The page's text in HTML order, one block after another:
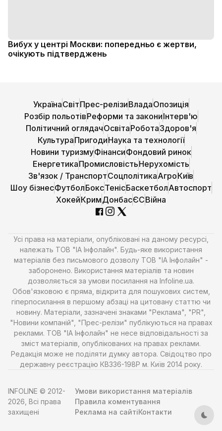
Вибух у центрі Москви: попередньо є жертви,
очікують підтверджень
УкраїнаСвітПрес-релізиВладаОпозиція
Розбір польотівРеформи та закониІнтерв'ю
Політичний оглядачОсвітаРоботаЗдоров'я
КультураПригодиНаука та технології
Новини туризмуФінансиФондовий ринок
ЕнергетикаПромисловістьНерухомість
Зв'язок / ТранспортСоцполітикаАгроКиїв
Шоу бізнесФутболБоксТенісБаскетболАвтоспорт
ХокейКримДонбасЄСВійна
Усі права на матеріали, опубліковані на даному ресурсі,
належать ТОВ "ІА Інфолайн". Будь-яке використання
матеріалів без письмового дозволу ТОВ "ІА Інфолайн" -
заборонено. Використання матеріалів та новин
дозволяється за умови посилання на Infoline.ua.
Обов'язковою є пряма, відкрита для пошукових систем,
гіперпосилання в першому абзаці на цитовану статтю чи
новину. Матеріали, зазначені знаками "Реклама", "PR",
"Новини компаній", "Прес-релізи" публікуються на правах
реклами. ТОВ "ІА Інфолайн" не несе відповідальності за
зміст матеріалів, опублікованих на правах реклами.
Редакція може не поділяти думку автора. Свідоцтво про
державну реєстрацію КВ336-198Р м. Київ 2014 року.
INFOLINE © 2012-
2026, Всі права
захищені
Умови використання матеріалів
Правила коментування
Реклама на сайтіКонтакти